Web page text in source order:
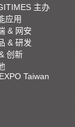
主办
应用
& 网安
& 研发
创新
Taiwan